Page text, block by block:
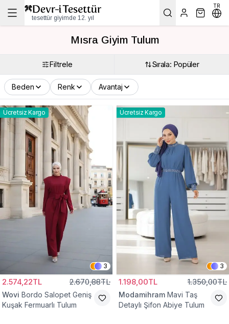
tesettür giyimde 12. yıl
TR
Mısra Giyim Tulum
Filtrele Sırala: Popüler
Beden Renk Avantaj
Ücretsiz Kargo
3
2.574,22TL 2.670,88TL
Wovi Bordo Salopet Geniş
Kuşak Fermuarlı Tulum
Ücretsiz Kargo
3
1.198,00TL 1.350,00TL
Modamihram Mavi Taş
Detaylı Şifon Abiye Tulum